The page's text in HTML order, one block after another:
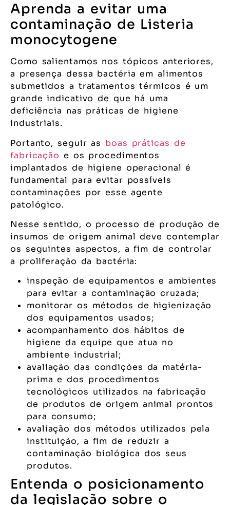
Aprenda a evitar uma
contaminação de Listeria
monocytogene
Como salientamos nos tópicos anteriores,
a presença dessa bactéria em alimentos
submetidos a tratamentos térmicos é um
grande indicativo de que há uma
deficiência nas práticas de higiene
industriais.
Portanto, seguir as boas práticas de
fabricação e os procedimentos
implantados de higiene operacional é
fundamental para evitar possíveis
contaminações por esse agente
patológico.
Nesse sentido, o processo de produção de
insumos de origem animal deve contemplar
os seguintes aspectos, a fim de controlar
a proliferação da bactéria:
inspeção de equipamentos e ambientes
para evitar a contaminação cruzada;
monitorar os métodos de higienização
dos equipamentos usados;
acompanhamento dos hábitos de
higiene da equipe que atua no
ambiente industrial;
avaliação das condições da matéria-
prima e dos procedimentos
tecnológicos utilizados na fabricação
de produtos de origem animal prontos
para consumo;
avaliação dos métodos utilizados pela
instituição, a fim de reduzir a
contaminação biológica dos seus
produtos.
Entenda o posicionamento
da legislação sobre o